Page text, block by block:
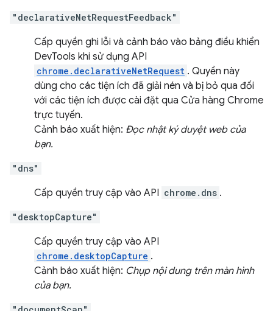
"declarativeNetRequestFeedback"
Cấp quyền ghi lỗi và cảnh báo vào bảng điều khiển
DevTools khi sử dụng API
chrome.declarativeNetRequest . Quyền này
dùng cho các tiện ích đã giải nén và bị bỏ qua đối
với các tiện ích được cài đặt qua Cửa hàng Chrome
trực tuyến.
Cảnh báo xuất hiện: Đọc nhật ký duyệt web của
bạn.
"dns"
Cấp quyền truy cập vào API chrome.dns .
"desktopCapture"
Cấp quyền truy cập vào API
chrome.desktopCapture .
Cảnh báo xuất hiện: Chụp nội dung trên màn hình
của bạn.